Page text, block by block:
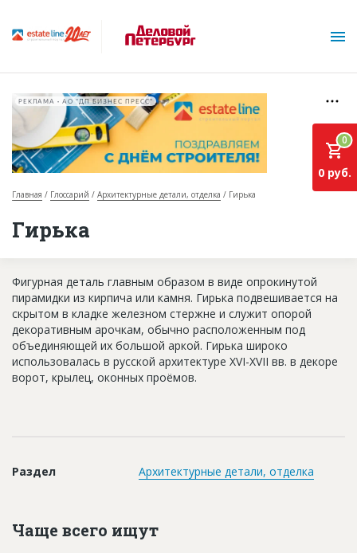
О проекте
База строящихся объектов
Инвестпроекты
Глоссарий
Новости
РЕКЛАМА • АО "ДП БИЗНЕС ПРЕСС"
Главная Глоссарий Архитектурные детали, отделка Гирька
Гирька
0
0 руб.
Фигурная деталь главным образом в виде опрокинутой
пирамидки из кирпича или камня. Гирька подвешивается на
скрытом в кладке железном стержне и служит опорой
декоративным арочкам, обычно расположенным под
объединяющей их большой аркой. Гирька широко
использовалась в русской архитектуре XVI-XVII вв. в декоре
ворот, крылец, оконных проёмов.
Раздел Архитектурные детали, отделка
Чаще всего ищут